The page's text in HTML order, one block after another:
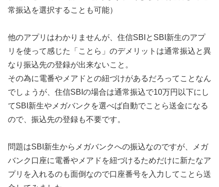
常振込を選択することも可能）
他のアプリはわかりませんが、住信SBIとSBI新生のアプ
リを使って感じた「ことら」のデメリットは通常振込と異
なり振込先の登録が出来ないこと。
その為に電番やメアドとの紐づけがあるだろってことなん
でしょうが、住信SBIの場合は通常振込で10万円以下にし
てSBI新生やメガバンクを選べば自動でことら送金になる
ので、振込先の登録も不要です。
問題はSBI新生からメガバンクへの振込なのですが、メガ
バンク口座に電番やメアドを紐づけるためだけに新たなア
プリを入れるのも面倒なので口座番号を入力してことら送